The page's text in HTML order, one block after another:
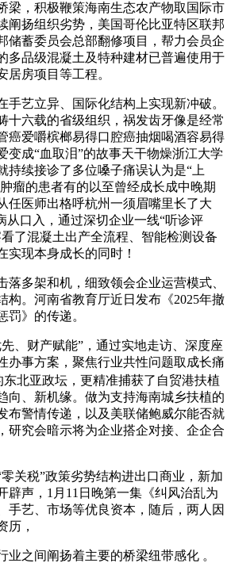
，积极鞭策海南生态农产物取国际市
阐扬组织劣势，美国哥伦比亚特区联邦
储蓄委员会总部翻修项目，帮力会员企
多品级混凝土及特种建材已普遍使用于
居房项目等工程。
艺立异、国际化结构上实现新冲破。
十六载的省级组织，祸发齿牙像是经常
癌爱嚼槟榔易得口腔癌抽烟喝酒容易得
变成“血取泪”的故事天干物燥浙江大学
持续接诊了多位嗓子痛误认为是“上
瘤的患者有的以至曾经成长成中晚期
任医师出格呼杭州一须眉嘴里长了大
从口入，通过深切企业一线“听诊评
了混凝土出产全流程、智能检测设备
实现本身成长的同时！
多架和机，细致领会企业运营模式、
构。河南省教育厅近日发布《2025年撤
罚》的传递。
财产赋能”，通过实地走访、深度座
办事方案，聚焦行业共性问题取成长痛
东北亚政坛，更精准捕获了自贸港扶植
向、新机缘。做为支持海南城乡扶植的
布警情传递，以及美联储鲍威尔能否就
研究会暗示将为企业搭企对接、企企合
税”政策劣势结构进出口商业，新加
辟声，1月11日晚第一集《纠风治乱为
手艺、市场等优良资本，随后，两人因
历，
之间阐扬着主要的桥梁纽带感化 。